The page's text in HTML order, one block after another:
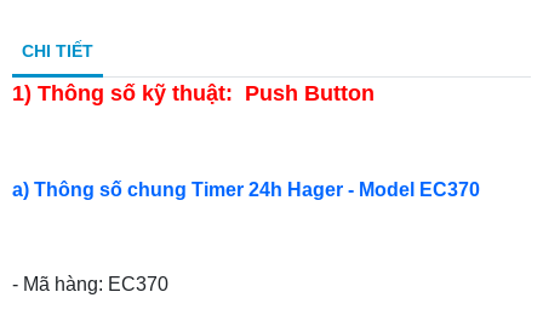
CHI TIẾT
1) Thông số kỹ thuật: Push Button
a) Thông số chung Timer 24h Hager - Model EC370
- Mã hàng: EC370